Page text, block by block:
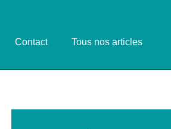
Contact Tous nos articles